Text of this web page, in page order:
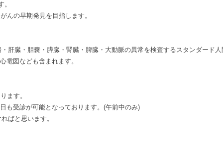
んの早期発見を目指します。
肝臓・胆嚢・膵臓・腎臓・脾臓・大動脈の異常を検査するスタンダード
電図なども含まれます。
ます。
も受診が可能となっております。(午前中のみ)
ばと思います。